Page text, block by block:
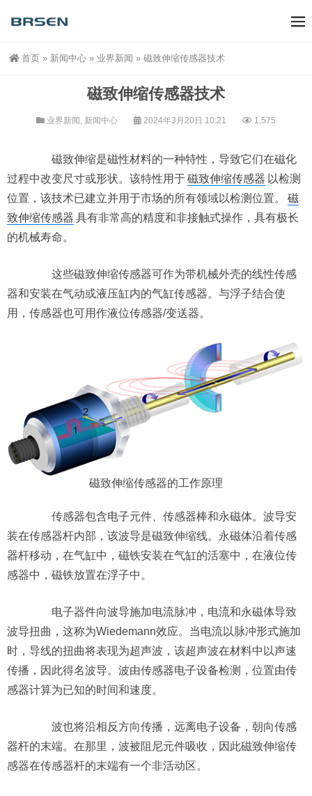
首页 » 新闻中心 » 业界新闻 » 磁致伸缩传感器技术
磁致伸缩传感器技术
业界新闻 , 新闻中心 2024年3月20日 10:21 1,575
磁致伸缩是磁性材料的一种特性，导致它们在磁化
过程中改变尺寸或形状。该特性用于磁致伸缩传感器 以检测
位置，该技术已建立并用于市场的所有领域以检测位置。
磁
致伸缩传感器 具有非常高的精度和非接触式操作，具有极长
的机械寿命。
这些磁致伸缩传感器可作为带机械外壳的线性传感
器和安装在气动或液压缸内的气缸传感器。与浮子结合使
用，传感器也可用作液位传感器/变送器。
磁致伸缩传感器的工作原理
传感器包含电子元件、传感器棒和永磁体。波导安
装在传感器杆内部，该波导是磁致伸缩线。永磁体沿着传感
器杆移动，在气缸中，磁铁安装在气缸的活塞中，在液位传
感器中，磁铁放置在浮子中。
电子器件向波导施加电流脉冲，电流和永磁体导致
波导扭曲，这称为Wiedemann效应。当电流以脉冲形式施加
时，导线的扭曲将表现为超声波，该超声波在材料中以声速
传播，因此得名波导。波由传感器电子设备检测，位置由传
感器计算为已知的时间和速度。
波也将沿相反方向传播，远离电子设备，朝向传感
器杆的末端。在那里，波被阻尼元件吸收，因此磁致伸缩传
感器在传感器杆的末端有一个非活动区。